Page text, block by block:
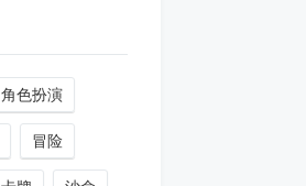
角色扮演
冒险